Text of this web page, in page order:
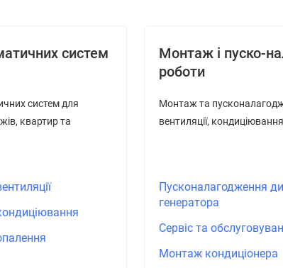
систем
систем для
квартир та
Монтаж і пуско-
роботи
Монтаж та
вентиляції, кондиціювання
Пусконалагодження
генератора
Сервіс та
Монтаж кондиціонера